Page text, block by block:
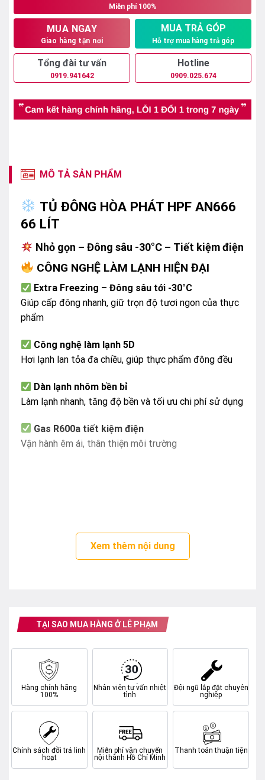
Miễn phí 100%
MUA NGAY
Giao hàng tận nơi
MUA TRẢ GÓP
Hỗ trợ mua hàng trả góp
Tổng đài tư vấn
0919.941642
Hotline
0909.025.674
MÔ TẢ SẢN PHẨM
TỦ ĐÔNG HÒA PHÁT HPF AN666
66 LÍT
Nhỏ gọn – Đông sâu -30°C – Tiết kiệm điện
CÔNG NGHỆ LÀM LẠNH HIỆN ĐẠI
Extra Freezing – Đông sâu tới -30°C
Giúp cấp đông nhanh, giữ trọn độ tươi ngon của thực
phẩm
Công nghệ làm lạnh 5D
Hơi lạnh lan tỏa đa chiều, giúp thực phẩm đông đều
Dàn lạnh nhôm bền bỉ
Làm lạnh nhanh, tăng độ bền và tối ưu chi phí sử dụng
Gas R600a tiết kiệm điện
Vận hành êm ái, thân thiện môi trường
Tủ Đông Hòa Phát HPF AN666 66 Lít
HIỆU SUẤT VẬN HÀNH ỔN ĐỊNH
✔ Máy nén mạnh mẽ, làm lạnh nhanh
✔ Giữ nhiệt tốt, hạn chế thất thoát hơi lạnh
Xem thêm nội dung
TẠI SAO MUA HÀNG Ở LÊ PHẠM
Hàng chính hãng
100%
Nhân viên tư vấn nhiệt
tình
Đội ngũ lắp đặt chuyên
nghiệp
Chính sách đổi trả linh
hoạt
Miễn phí vận chuyển
nội thành Hồ Chí Minh
Thanh toán thuận tiện